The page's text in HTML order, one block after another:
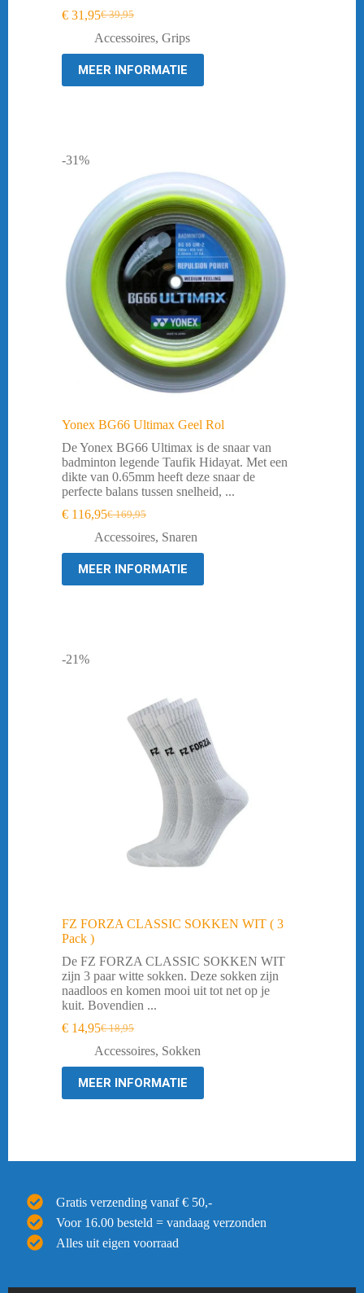
€39,95
Oorspronkelijke
prijs
€ 39,95.
€ 31,95Huidige
prijs
€ 31,95.
Accessoires, Grips
MEER INFORMATIE
-31%
Yonex BG66 Ultimax Geel Rol
De Yonex BG66 Ultimax is de snaar van
badminton legende Taufik Hidayat. Met een
dikte van 0.65mm heeft deze snaar de
perfecte balans tussen snelheid, ...
€169,95
Oorspronkelijke
prijs
was:
€ 169,95.
€ 116,95Huidige
prijs
is:
€ 116,95.
Accessoires, Snaren
MEER INFORMATIE
-21%
FZ FORZA CLASSIC SOKKEN WIT ( 3
Pack )
De FZ FORZA CLASSIC SOKKEN WIT
zijn 3 paar witte sokken. Deze sokken zijn
naadloos en komen mooi uit tot net op je
kuit. Bovendien ...
€18,95
Oorspronkelijke
prijs
was:
€ 18,95.
€ 14,95Huidige
prijs
is:
€ 14,95.
Accessoires, Sokken
MEER INFORMATIE
Gratis verzending vanaf € 50,-
Voor 16.00 besteld = vandaag verzonden
Alles uit eigen voorraad